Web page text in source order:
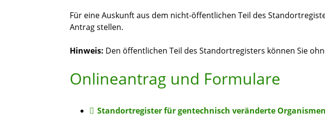
Für eine Auskunft aus dem nicht-öffentlichen Teil des
Antrag stellen.
Hinweis: Den öffentlichen Teil des Standortregisters können Sie
Onlineantrag und Formulare
Standortregister für gentechnisch veränderte